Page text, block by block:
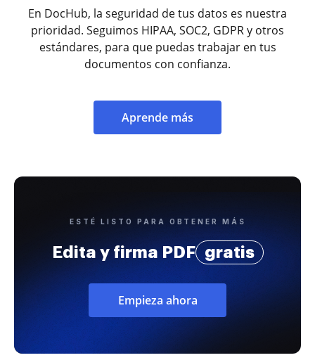
En DocHub, la seguridad de tus datos es nuestra
prioridad. Seguimos HIPAA, SOC2, GDPR y otros
estándares, para que puedas trabajar en tus
documentos con confianza.
Aprende más
ESTÉ LISTO PARA OBTENER MÁS
Edita y firma PDF gratis
Empieza ahora